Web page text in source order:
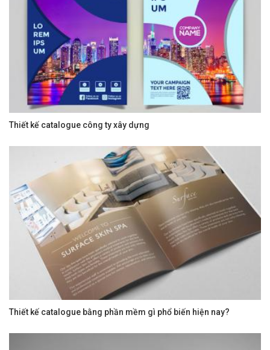
Thiết kế catalogue công ty xây dựng
Thiết kế catalogue bằng phần mềm gì phổ biến hiện nay?